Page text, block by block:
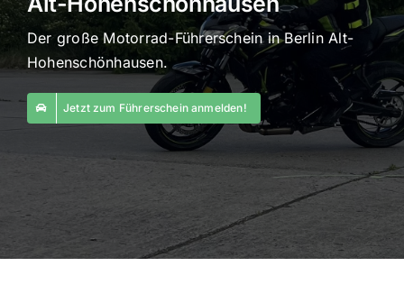
Der große Motorrad-Führerschein in Berlin Alt-
Hohenschönhausen.
Jetzt zum Führerschein anmelden!